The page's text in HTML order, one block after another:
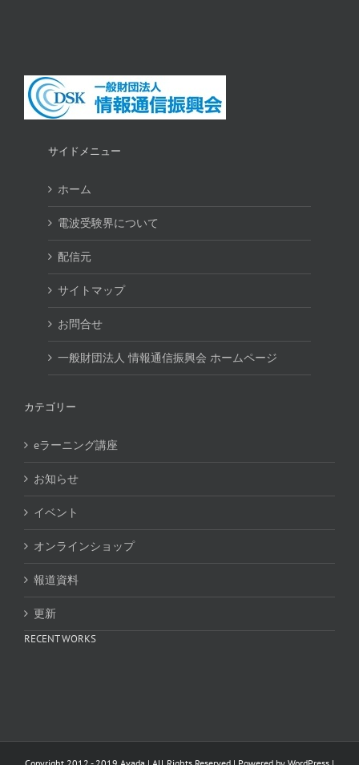
サイドメニュー
ホーム
電波受験界について
配信元
サイトマップ
お問合せ
一般財団法人 情報通信振興会 ホームページ
カテゴリー
eラーニング講座
お知らせ
イベント
オンラインショップ
報道資料
更新
RECENT WORKS